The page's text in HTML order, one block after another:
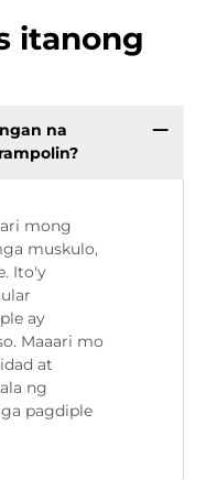
itanong
na
mong
muskulo,
Ito'y
ay
Maaari mo
at
ng
pagdiple